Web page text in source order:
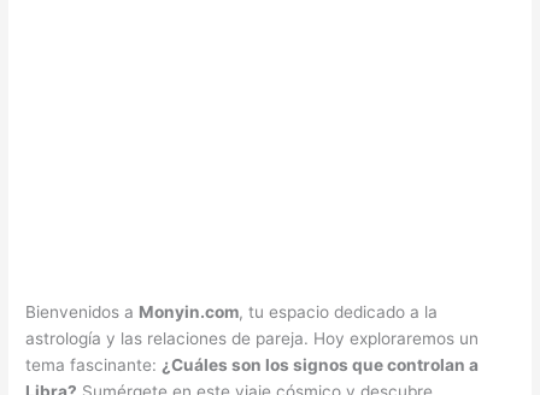
Bienvenidos a Monyin.com, tu espacio dedicado a la
astrología y las relaciones de pareja. Hoy exploraremos un
tema fascinante: ¿Cuáles son los signos que controlan a
Libra? Sumérgete en este viaje cósmico y descubre